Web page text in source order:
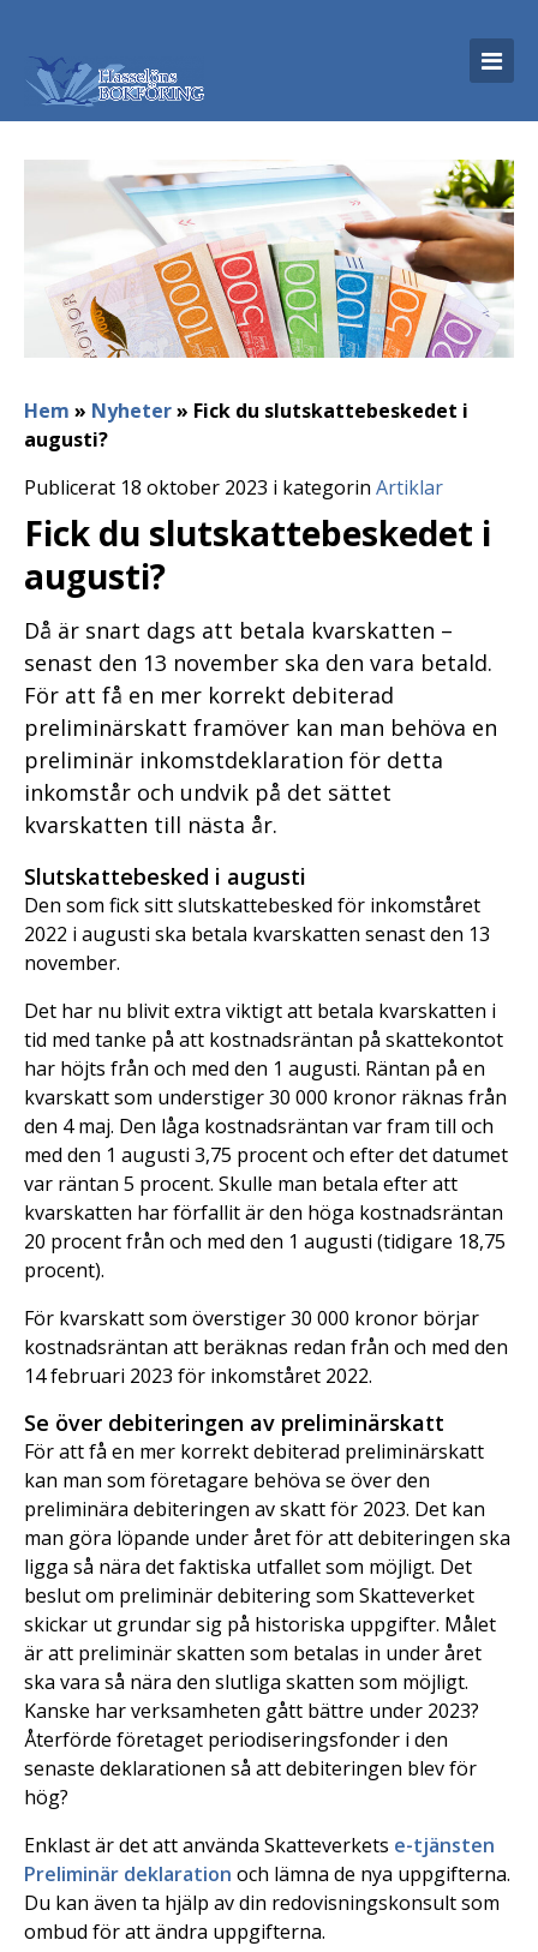
Hem » Nyheter» Fick du slutskattebeskedet i
augusti?
Publicerat 18 oktober 2023 i kategorin Artiklar
Fick du slutskattebeskedet i
augusti?
Då är snart dags att betala kvarskatten –
senast den 13 november ska den vara betald.
För att få en mer korrekt debiterad
preliminärskatt framöver kan man behöva en
preliminär inkomstdeklaration för detta
inkomstår och undvik på det sättet
kvarskatten till nästa år.
Slutskattebesked i augusti
Den som fick sitt slutskattebesked för inkomståret
2022 i augusti ska betala kvarskatten senast den 13
november.
Det har nu blivit extra viktigt att betala kvarskatten i
tid med tanke på att kostnadsräntan på skattekontot
har höjts från och med den 1 augusti. Räntan på en
kvarskatt som understiger 30 000 kronor räknas från
den 4 maj. Den låga kostnadsräntan var fram till och
med den 1 augusti 3,75 procent och efter det datumet
var räntan 5 procent. Skulle man betala efter att
kvarskatten har förfallit är den höga kostnadsräntan
20 procent från och med den 1 augusti (tidigare 18,75
procent).
För kvarskatt som överstiger 30 000 kronor börjar
kostnadsräntan att beräknas redan från och med den
14 februari 2023 för inkomståret 2022.
Se över debiteringen av preliminärskatt
För att få en mer korrekt debiterad preliminärskatt
kan man som företagare behöva se över den
preliminära debiteringen av skatt för 2023. Det kan
man göra löpande under året för att debiteringen ska
ligga så nära det faktiska utfallet som möjligt. Det
beslut om preliminär debitering som Skatteverket
skickar ut grundar sig på historiska uppgifter. Målet
är att preliminär skatten som betalas in under året
ska vara så nära den slutliga skatten som möjligt.
Kanske har verksamheten gått bättre under 2023?
Återförde företaget periodiseringsfonder i den
senaste deklarationen så att debiteringen blev för
hög?
Enklast är det att använda Skatteverkets e-tjänsten
Preliminär deklaration och lämna de nya uppgifterna.
Du kan även ta hjälp av din redovisningskonsult som
ombud för att ändra uppgifterna.